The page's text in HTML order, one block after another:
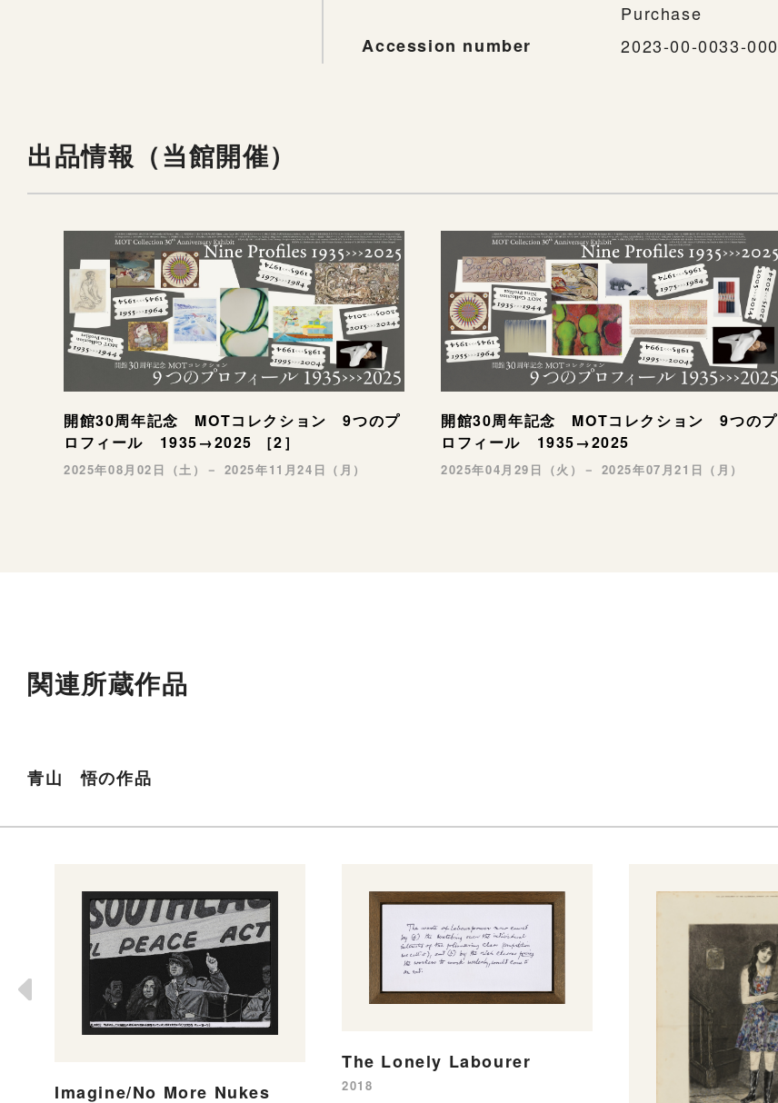
Purchase
Accession number
2023-00-0033-000
出品情報（当館開催）
開館30周年記念 MOTコレクション 9つのプ
ロフィール 1935→2025 ［2］
2025年08月02日（土）－ 2025年11月24日（月）
開館30周年記念 MOTコレクション 9つのプ
ロフィール 1935→2025
2025年04月29日（火）－ 2025年07月21日（月）
関連所蔵作品
青山 悟の作品
Imagine/No More Nukes
The Lonely Labourer
2018